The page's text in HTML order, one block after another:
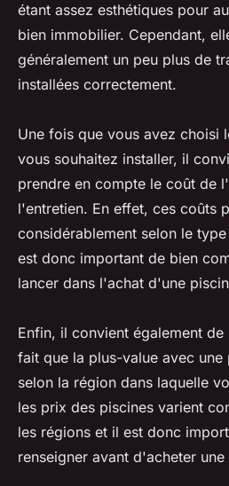
étant assez esthétiques pour
bien immobilier. Cependant,
généralement un peu plus de
installées correctement.
Une fois que vous avez choisi
vous souhaitez installer, il
prendre en compte le coût de
l'entretien. En effet, ces coûts
considérablement selon le
est donc important de bien
lancer dans l'achat d'une
Enfin, il convient également
fait que la plus-value avec une
selon la région dans laquelle
les prix des piscines varient
les régions et il est donc
renseigner avant d'acheter une